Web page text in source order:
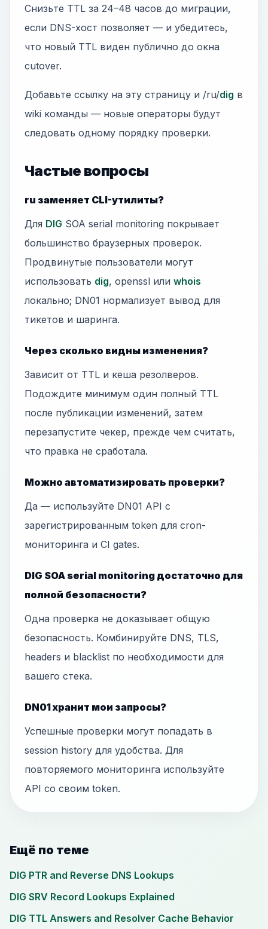
Снизьте TTL за 24–48 часов до миграции,
если DNS-хост позволяет — и убедитесь,
что новый TTL виден публично до окна
cutover.
Добавьте ссылку на эту страницу и /ru/dig в
wiki команды — новые операторы будут
следовать одному порядку проверки.
Частые вопросы
ru заменяет CLI-утилиты?
Для DIG SOA serial monitoring покрывает
большинство браузерных проверок.
Продвинутые пользователи могут
использовать dig, openssl или whois
локально; DN01 нормализует вывод для
тикетов и шаринга.
Через сколько видны изменения?
Зависит от TTL и кеша резолверов.
Подождите минимум один полный TTL
после публикации изменений, затем
перезапустите чекер, прежде чем считать,
что правка не сработала.
Можно автоматизировать проверки?
Да — используйте DN01 API с
зарегистрированным token для cron-
мониторинга и CI gates.
DIG SOA serial monitoring достаточно для
полной безопасности?
Одна проверка не доказывает общую
безопасность. Комбинируйте DNS, TLS,
headers и blacklist по необходимости для
вашего стека.
DN01 хранит мои запросы?
Успешные проверки могут попадать в
session history для удобства. Для
повторяемого мониторинга используйте
API со своим token.
Ещё по теме
DIG PTR and Reverse DNS Lookups
DIG SRV Record Lookups Explained
DIG TTL Answers and Resolver Cache Behavior